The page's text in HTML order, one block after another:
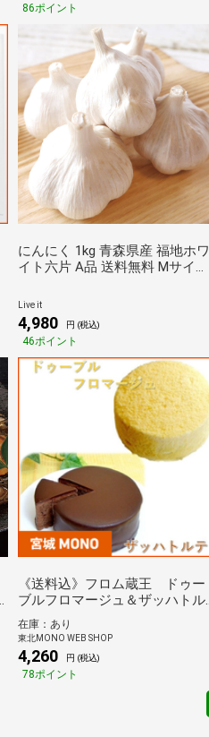
86ポイント
にんにく 1kg 青森県産 福地ホワ
イト六片 A品 送料無料 Mサイズ
産地直送 A級品 厳選 最高級 ブラ
ンド 料理 スタミナ 健康 JREポイ
ント消化 ギフト 贈り物
Live it
4,980 円 (税込)
46ポイント
《送料込》フロム蔵王 ドゥー
ブルフロマージュ＆ザッハトル
テセット(山田乳業)
在庫：あり
東北MONO WEB SHOP
4,260 円 (税込)
78ポイント